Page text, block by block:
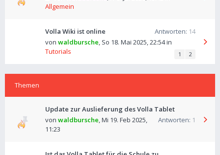
Allgemein
Volla Wiki ist online Antworten: 14
von waldbursche, So 18. Mai 2025, 22:54in
Tutorials
1 2
Themen
Update zur Auslieferung des Volla Tablet
Antworten: 1
von waldbursche,Mi 19. Feb 2025,
11:23